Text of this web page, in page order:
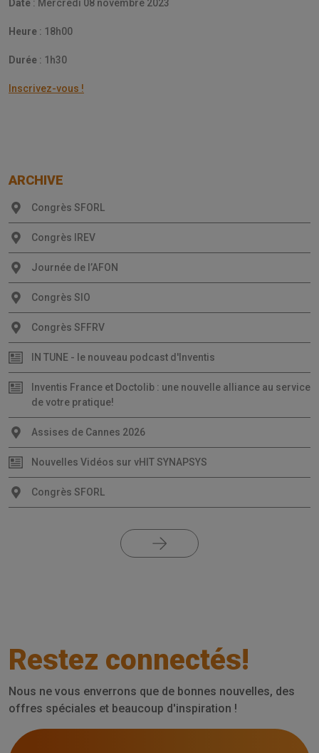
ARCHIVE
Congrès SFORL
Congrès IREV
Journée de l’AFON
Congrès SIO
Congrès SFFRV
IN TUNE - le nouveau podcast d'Inventis
Inventis France et Doctolib : une nouvelle alliance au service
de votre pratique!
Assises de Cannes 2026
Nouvelles Vidéos sur vHIT SYNAPSYS
Congrès SFORL
Date : Mercredi 08 novembre 2023
Heure : 18h00
Durée : 1h30
Inscrivez-vous !
Restez connectés!
Nous ne vous enverrons que de bonnes nouvelles, des
offres spéciales et beaucoup d'inspiration !